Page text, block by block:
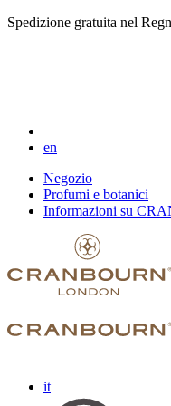
Spedizione gratuita nel
en
Negozio
Profumi e botanici
Informazioni su
it